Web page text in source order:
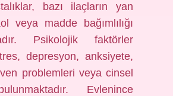
bazı ilaçların yan
veya madde bağımlılığı
Psikolojik faktörler
depresyon, anksiyete,
problemleri veya cinsel
Evlenince